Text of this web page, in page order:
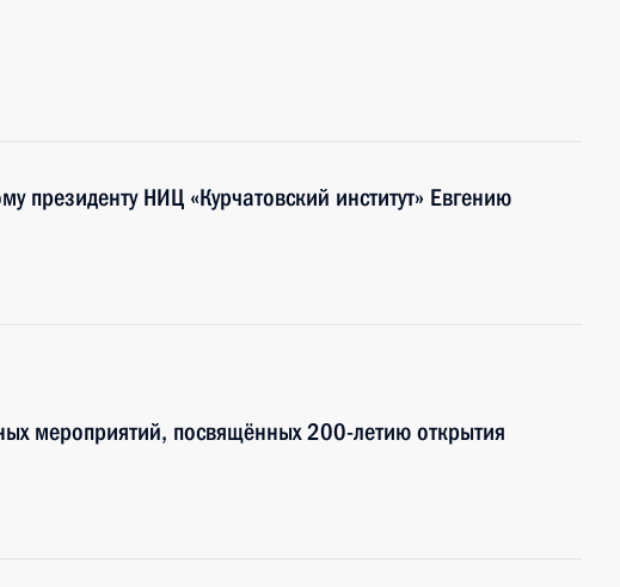
президенту НИЦ «Курчатовский институт» Евгению
мероприятий, посвящённых 200-летию открытия